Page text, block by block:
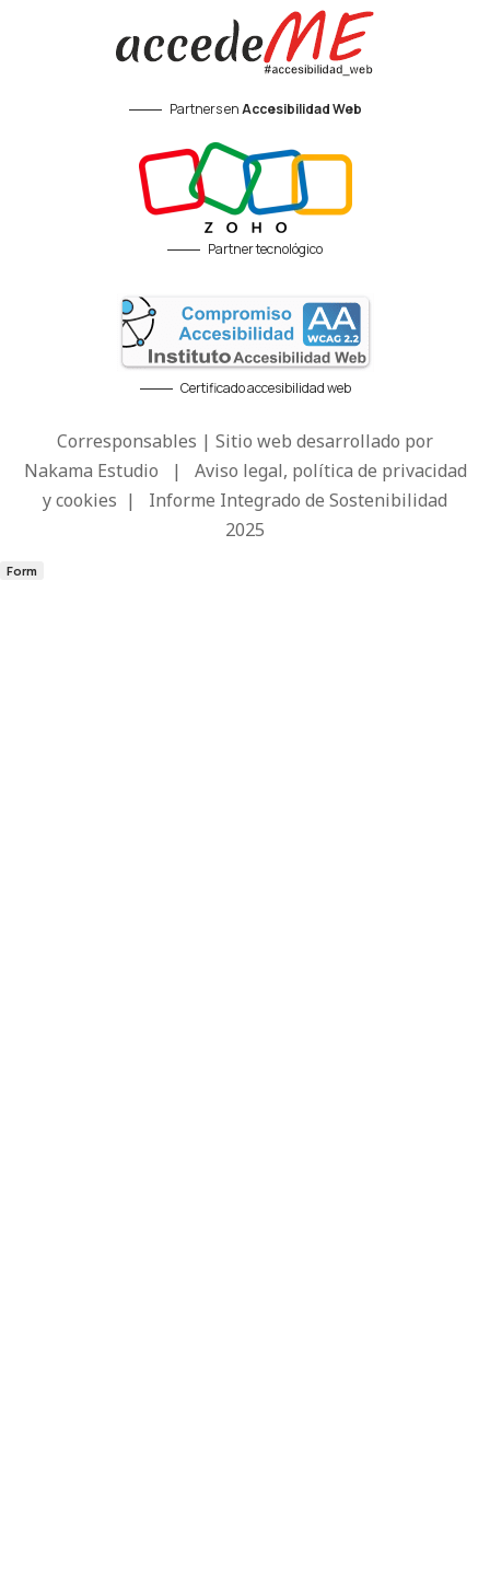
Partners enAccesibilidad Web
Partner tecnológico
Certificado accesibilidad web
Corresponsables | Sitio web desarrollado por
Nakama Estudio | Aviso legal, política de privacidad
y cookies | Informe Integrado de Sostenibilidad
2025
Form